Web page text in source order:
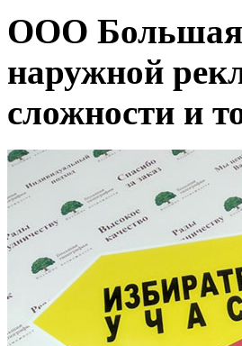
ООО Большая
наружной
сложности и